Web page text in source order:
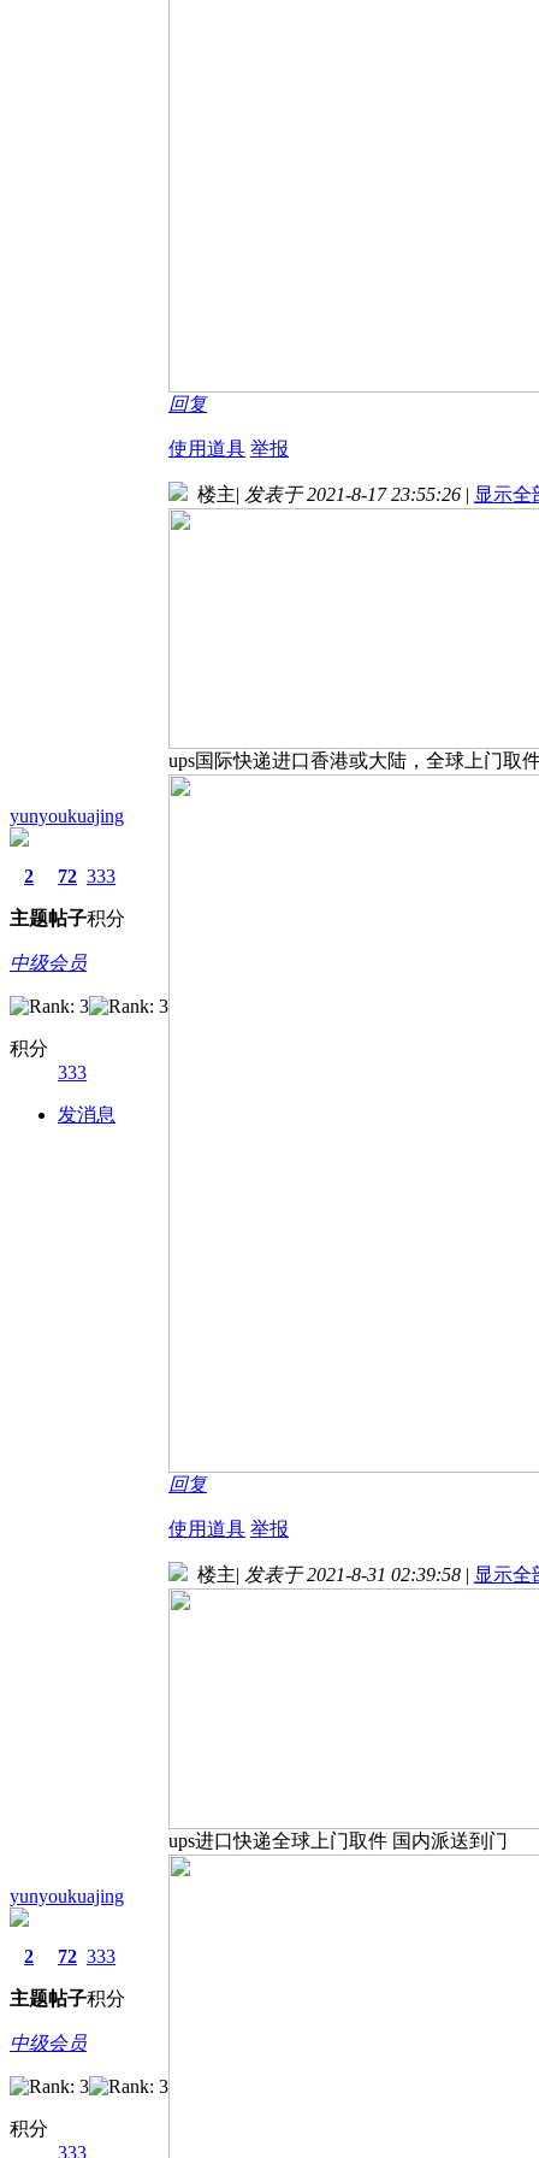
回复
使用道具 举报
yunyoukuajing
2
主题
72
帖子
333
积分
中级会员
积分
333
发消息
楼主| 发表于 2021-8-17 23:55:26 | 显示全
ups国际快递进口香港或大陆，全球上门取
回复
使用道具 举报
yunyoukuajing
2
主题
72
帖子
333
积分
中级会员
积分
333
楼主| 发表于 2021-8-31 02:39:58 | 显示全
ups进口快递全球上门取件 国内派送到门